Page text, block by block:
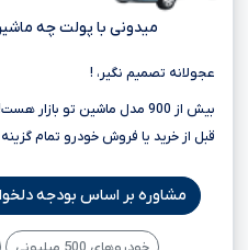
میدونی با پولت چه
عجولانه تصمیم نگیر، !
بیش از 900 مدل ماشین تو بازار هست!
قبل از خرید یا فروش خودرو تمام
مشاوره بر اساس بودجه